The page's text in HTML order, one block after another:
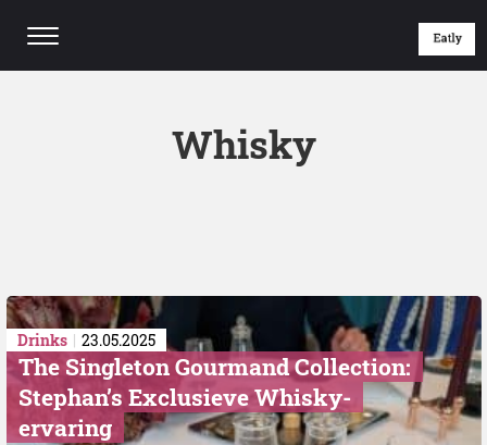
Drinks 23.05.2025
The Singleton Gourmand Collection:
Stephan’s Exclusieve Whisky-
ervaring